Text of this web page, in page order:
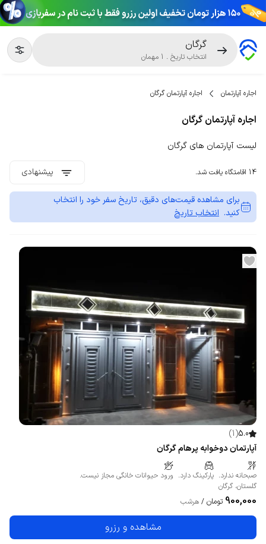
گرگان
انتخاب تاریخ .
1 مهمان
اجاره آپارتمان اجاره آپارتمان گرگان
اجاره آپارتمان گرگان
لیست آپارتمان های گرگان
14 اقامتگاه یافت شد. پیشنهادی
برای مشاهده قیمت‌های دقیق، تاریخ سفر خود را انتخاب
کنید. انتخاب تاریخ
5.0
(
1
)
آپارتمان دوخوابه پرهام گرگان
صبحانه ندارد. پارکینگ دارد. ورود حیوانات خانگی مجاز نیست.
گلستان، گرگان
900,000 تومان / هرشب
مشاهده و رزرو